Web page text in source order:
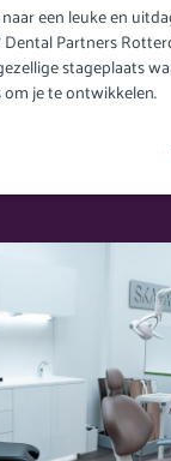
een leuke en
Partners
stageplaats
je te ontwikkelen.